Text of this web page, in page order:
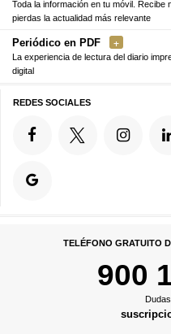
Toda la información en tu móvil. Recibe
pierdas la actualidad más relevante
Periódico en PDF
La experiencia de lectura del diario
digital
REDES SOCIALES
TELÉFONO GRATUITO
900